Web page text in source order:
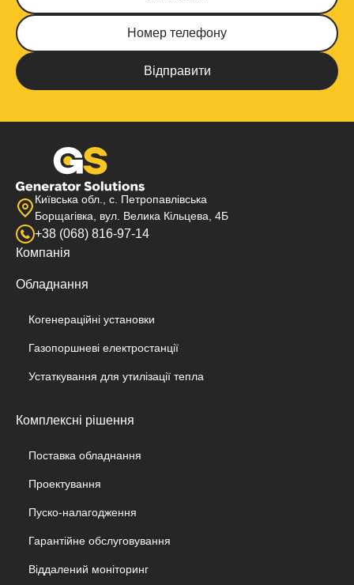
Київська обл., с. Петропавлівська
Борщагівка, вул. Велика Кільцева, 4Б
+38 (068) 816-97-14
Компанія
Обладнання
Когенераційні установки
Газопоршневі електростанції
Устаткування для утилізації тепла
Комплексні рішення
Поставка обладнання
Проектування
Пуско-налагодження
Гарантійне обслуговування
Віддалений моніторинг